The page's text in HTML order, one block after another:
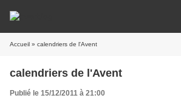
Accueil » calendriers de l'Avent
calendriers de l'Avent
Publié le 15/12/2011 à 21:00